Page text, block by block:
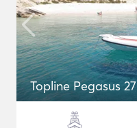
Topline Pegasus 27